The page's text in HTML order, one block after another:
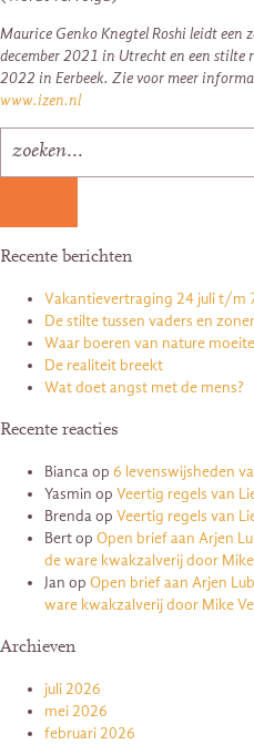
Maurice Genko Knegtel Roshi leidt een
december 2021 in Utrecht en een
2022 in Eerbeek. Zie voor meer
www.izen.nl
Recente berichten
Vakantievertraging 24 juli t/m
De stilte tussen vaders en
Waar boeren van nature
De realiteit breekt
Wat doet angst met de mens?
Recente reacties
Biancaop 6 levenswijsheden
Yasmin op Veertig regels van
Brendaop Veertig regels van
Bertop Open brief aan Arjen
de ware kwakzalverij door
Jan op Open brief aan Arjen
ware kwakzalverij door Mike
Archieven
juli 2026
mei 2026
februari 2026